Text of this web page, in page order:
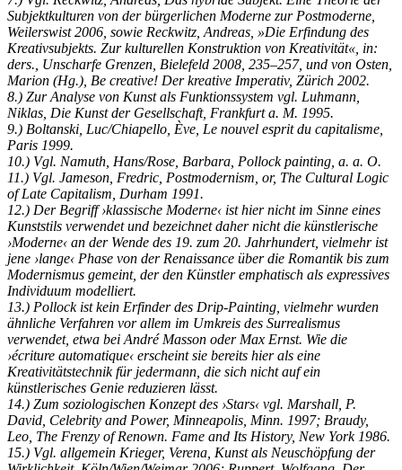
Subjektkulturen von der bürgerlichen Moderne zur Postmoderne,
Weilerswist 2006, sowie Reckwitz, Andreas, »Die Erfindung des
Kreativsubjekts. Zur kulturellen Konstruktion von Kreativität«, in:
ders., Unscharfe Grenzen, Bielefeld 2008, 235–257, und von Osten,
Marion (Hg.), Be creative! Der kreative Imperativ, Zürich 2002.
8.) Zur Analyse von Kunst als Funktionssystem vgl. Luhmann,
Niklas, Die Kunst der Gesellschaft, Frankfurt a. M. 1995.
9.) Boltanski, Luc/Chiapello, Ève, Le nouvel esprit du capitalisme,
Paris 1999.
10.) Vgl. Namuth, Hans/Rose, Barbara, Pollock painting, a. a. O.
11.) Vgl. Jameson, Fredric, Postmodernism, or, The Cultural Logic
of Late Capitalism, Durham 1991.
12.) Der Begriff ›klassische Moderne‹ ist hier nicht im Sinne eines
Kunststils verwendet und bezeichnet daher nicht die künstlerische
›Moderne‹ an der Wende des 19. zum 20. Jahrhundert, vielmehr ist
jene ›lange‹ Phase von der Renaissance über die Romantik bis zum
Modernismus gemeint, der den Künstler emphatisch als expressives
Individuum modelliert.
13.) Pollock ist kein Erfinder des Drip-Painting, vielmehr wurden
ähnliche Verfahren vor allem im Umkreis des Surrealismus
verwendet, etwa bei André Masson oder Max Ernst. Wie die
›écriture automatique‹ erscheint sie bereits hier als eine
Kreativitätstechnik für jedermann, die sich nicht auf ein
künstlerisches Genie reduzieren lässt.
14.) Zum soziologischen Konzept des ›Stars‹ vgl. Marshall, P.
David, Celebrity and Power, Minneapolis, Minn. 1997; Braudy,
Leo, The Frenzy of Renown. Fame and Its History, New York 1986.
15.) Vgl. allgemein Krieger, Verena, Kunst als Neuschöpfung der